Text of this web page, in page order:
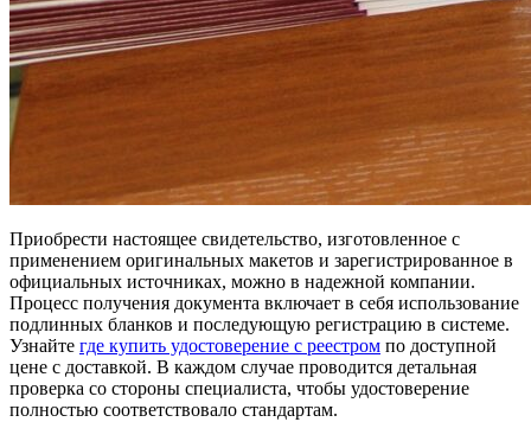
Приобрести настоящее свидетельство, изготовленное с
применением оригинальных макетов и зарегистрированное в
официальных источниках, можно в надежной компании.
Процесс получения документа включает в себя использование
подлинных бланков и последующую регистрацию в системе.
Узнайте где купить удостоверение с реестром по доступной
цене с доставкой. В каждом случае проводится детальная
проверка со стороны специалиста, чтобы удостоверение
полностью соответствовало стандартам.